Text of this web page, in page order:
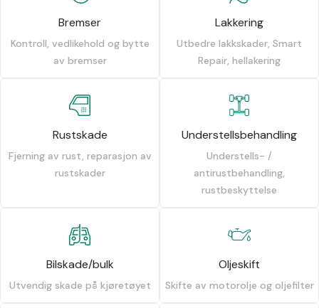
Bremser
Kontroll, vedlikehold og bytte
av bremser
Lakkering
Utbedre lakkskader, Smart
Repair, hellakering
Rustskade
Fjerning av rust, reparasjon av
rustskader
Understellsbehandling
Understells- /
antirustbehandling,
rustbeskyttelse
Bilskade/bulk
Utvendig skade på kjøretøyet
Oljeskift
Skifte av motorolje og oljefilter